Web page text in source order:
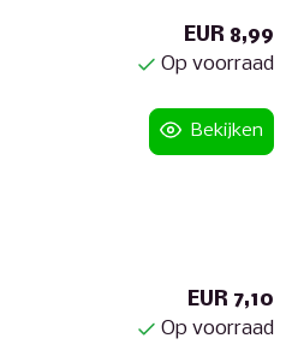
EUR 8,99
Op voorraad
Bekijken
EUR 7,10
Op voorraad